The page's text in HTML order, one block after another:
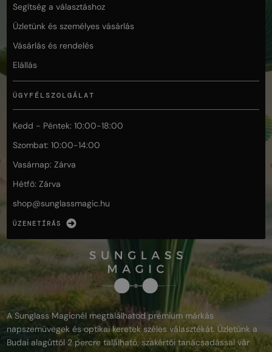
Segítség a választáshoz
Üzletünk és személyes vásárlás
Vásárlás és rendelés
Elállás
ÜGYFÉLSZOLGÁLAT
Kedd - Péntek: 10:00-18:00
Szombat: 10:00-14:00
Vasárnap: Zárva
Hétfő: Zárva
shop@sunglassmagic.hu
ÜZENETÍRÁS
A Sunglass Magicnél megtalálhatod prémium márkás
napszemüvegek és optikai keretek széles választékát. Üzletünk a
Budai alagúttól 2 percre található, szakértői tanácsadással vár